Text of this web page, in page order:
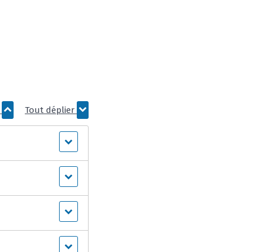
Tout déplier